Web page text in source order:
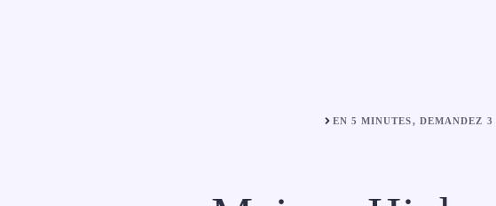
EN 5 MINUTES, DEMANDEZ